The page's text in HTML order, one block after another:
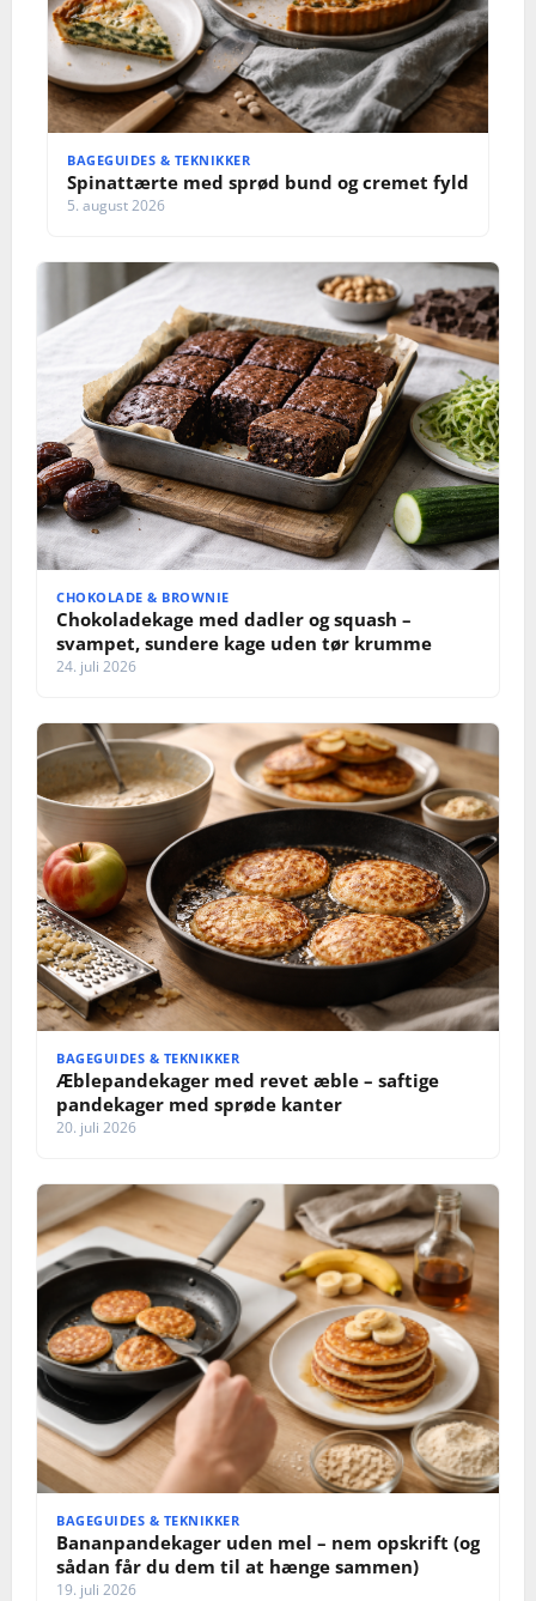
BAGEGUIDES & TEKNIKKER
Spinattærte med sprød bund og cremet fyld
5. august 2026
CHOKOLADE & BROWNIE
Chokoladekage med dadler og squash –
svampet, sundere kage uden tør krumme
24. juli 2026
BAGEGUIDES & TEKNIKKER
Æblepandekager med revet æble – saftige
pandekager med sprøde kanter
20. juli 2026
BAGEGUIDES & TEKNIKKER
Bananpandekager uden mel – nem opskrift (og
sådan får du dem til at hænge sammen)
19. juli 2026